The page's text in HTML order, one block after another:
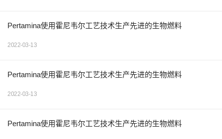
Pertamina使用霍尼韦尔工艺技术生产先进的生物燃料
2022-03-13
Pertamina使用霍尼韦尔工艺技术生产先进的生物燃料
2022-03-13
Pertamina使用霍尼韦尔工艺技术生产先进的生物燃料